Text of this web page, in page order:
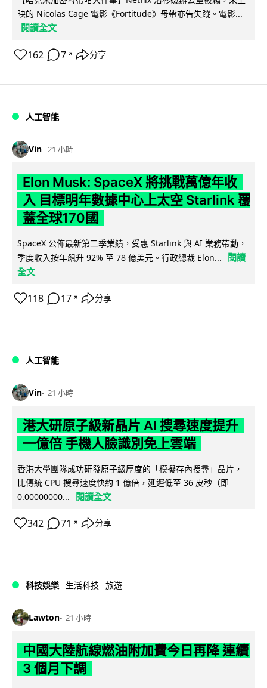
映的 Nicolas Cage 電影《Fortitude》母帶亦告失蹤。電影...
閱讀全文
162 7 ↗ 分享
人工智能
Vin 21 小時
Elon Musk: SpaceX 將挑戰萬億年收
入 目標明年數據中心上太空 Starlink 覆
蓋全球170國
SpaceX 公佈最新第二季業績，受惠 Starlink 與 AI 業務帶動，
季度收入按年飆升 92% 至 78 億美元。行政總裁 Elon...
閱讀
全文
118 17 ↗ 分享
人工智能
Vin 21 小時
港大研原子級新晶片 AI 搜尋速度提升
一億倍 手機人臉識別免上雲端
香港大學團隊成功研發原子級厚度的「模擬存內搜尋」晶片，
比傳統 CPU 搜尋速度快約 1 億倍，延遲低至 36 皮秒（即
0.00000000...
閱讀全文
342 71 ↗ 分享
科技娛樂 生活科技 旅遊
Lawton 21 小時
中國大陸航線燃油附加費今日再降 連續
3 個月下調